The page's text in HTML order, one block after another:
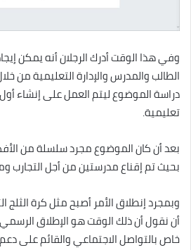
وفي هذا الوقت أدرك الرجلان أنه يمكن
الطالب والمدرس والإدارة التعليمية من
دراسة الموضوع ليتم العمل على إنشاء
تعليمية.
بعد أن كان الموضوع مجرد سلسلة من
بحيث تم إقناع مدرستين من أجل التجارب
وبمجرد إنطلاق الأمر أصبح مثل كرة
أن نقول أن ذلك الوقت هو الإطلاق
خاص بالتواصل الاجتماعي والقائم على